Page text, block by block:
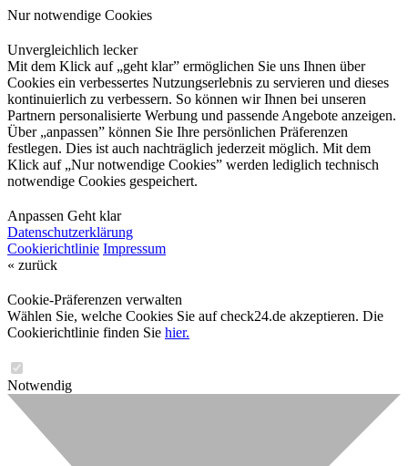
Nur notwendige Cookies
Unvergleichlich lecker
Mit dem Klick auf „geht klar” ermöglichen Sie uns Ihnen über
Cookies ein verbessertes Nutzungserlebnis zu servieren und dieses
kontinuierlich zu verbessern. So können wir Ihnen bei unseren
Partnern personalisierte Werbung und passende Angebote anzeigen.
Über „anpassen” können Sie Ihre persönlichen Präferenzen
festlegen. Dies ist auch nachträglich jederzeit möglich. Mit dem
Klick auf „Nur notwendige Cookies” werden lediglich technisch
notwendige Cookies gespeichert.
Anpassen Geht klar
Datenschutzerklärung
Cookierichtlinie Impressum
« zurück
Cookie-Präferenzen verwalten
Wählen Sie, welche Cookies Sie auf check24.de akzeptieren. Die
Cookierichtlinie finden Sie hier.
Notwendig